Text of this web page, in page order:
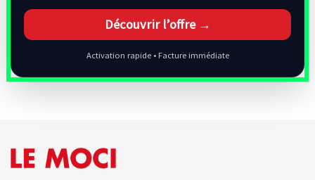
Découvrir l’offre →
Activation rapide • Facture immédiate